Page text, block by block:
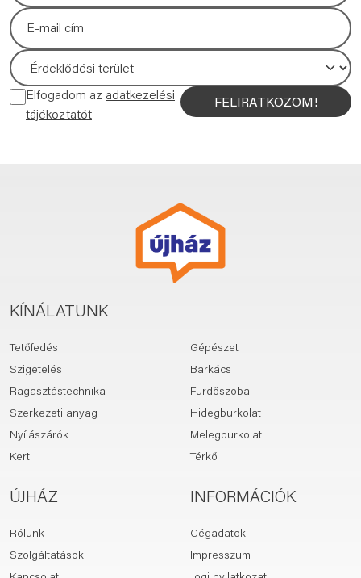
Elfogadom az adatkezelési
tájékoztatót
FELIRATKOZOM!
KÍNÁLATUNK
Tetőfedés
Szigetelés
Ragasztástechnika
Szerkezeti anyag
Nyílászárók
Kert
Gépészet
Barkács
Fürdőszoba
Hidegburkolat
Melegburkolat
Térkő
ÚJHÁZ
Rólunk
Szolgáltatások
INFORMÁCIÓK
Cégadatok
Impresszum